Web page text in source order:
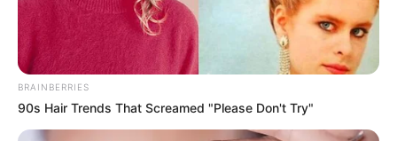
BRAINBERRIES
90s Hair Trends That Screamed "Please Don't Try"